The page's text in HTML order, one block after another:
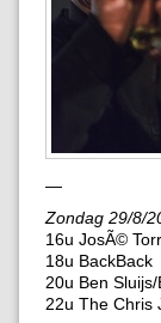
—
Zondag 29/8/
16u JosÃ©
18u BackBack
20u Ben
22u The Chris